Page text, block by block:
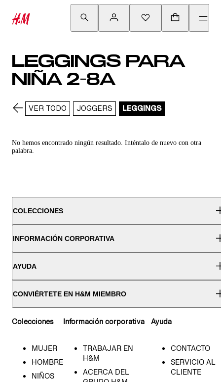
LEGGINGS PARA
NIÑA 2-8A
VER TODO JOGGERS LEGGINGS
No hemos encontrado ningún resultado. Inténtalo de nuevo con otra
palabra.
COLECCIONES
INFORMACIÓN CORPORATIVA
AYUDA
CONVIÉRTETE EN H&M MIEMBRO
Colecciones
MUJER
HOMBRE
NIÑOS
Información corporativa
TRABAJAR EN
H&M
ACERCA DEL
Ayuda
CONTACTO
SERVICIO AL
CLIENTE